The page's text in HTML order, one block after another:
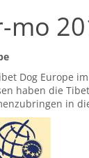
mo
Dog Europe
haben die
in